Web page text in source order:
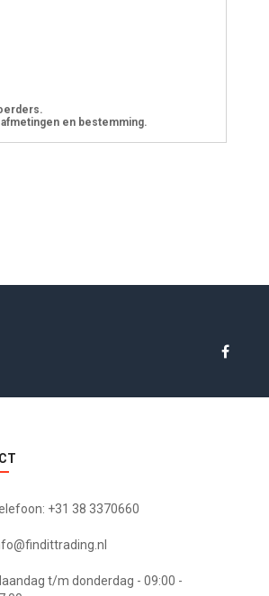
en bestemming.
+31 38 3370660
t/m donderdag - 09:00 -